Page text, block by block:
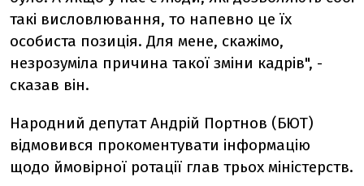
такі висловлювання, то напевно це їх
особиста позиція. Для мене, скажімо,
незрозуміла причина такої зміни кадрів", -
сказав він.
Народний депутат Андрій Портнов (БЮТ)
відмовився прокоментувати інформацію
щодо ймовірної ротації глав трьох міністерств.